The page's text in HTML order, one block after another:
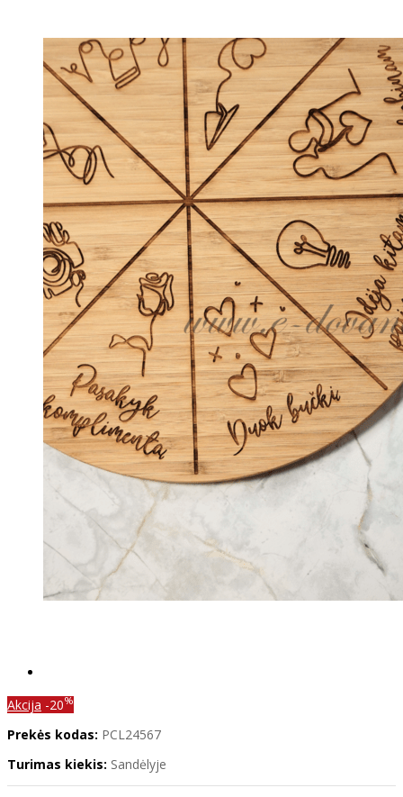
Akcija -20%
Prekės kodas: PCL24567
Turimas kiekis: Sandėlyje